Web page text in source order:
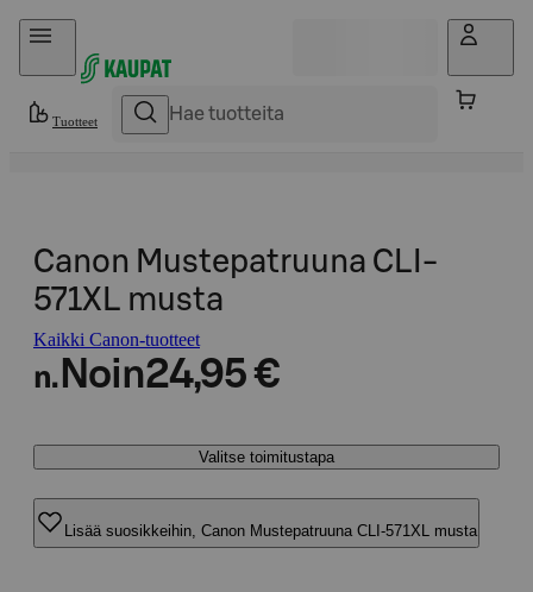
Hyppää sisältöön
Tuotteet
Canon Mustepatruuna CLI-
571XL musta
Kaikki Canon-tuotteet
n. Noin24,95 €
Valitse toimitustapa
Lisää suosikkeihin, Canon Mustepatruuna CLI-571XL musta